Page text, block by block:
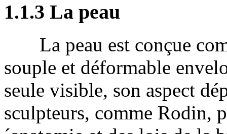
1.1.3 La peau
La peau est conçue
souple et déformable
seule visible, son aspect
sculpteurs, comme Rodin,